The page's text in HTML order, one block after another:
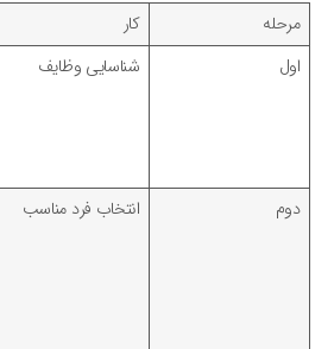
مرحله
شناسایی وظایف
انتخاب فرد مناسب